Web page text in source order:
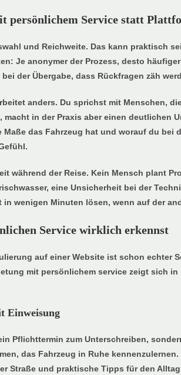
persönlichem Service statt
und Reichweite. Das kann praktisch
Je anonymer der Prozess, desto
der Übergabe, dass Rückfragen zäh
anders. Du sprichst mit Menschen,
in der Praxis aber einen deutlichen
das Fahrzeug hat und worauf du
während der Reise. Kein Mensch plant
eine Unsicherheit bei der
wenigen Minuten lösen, wenn auf der
Service wirklich erkennst
auf einer Website ist schon echter
mit persönlichem service zeigt sich
Einweisung
Pflichttermin zum Unterschreiben,
das Fahrzeug in Ruhe
Straße und praktische Tipps für den